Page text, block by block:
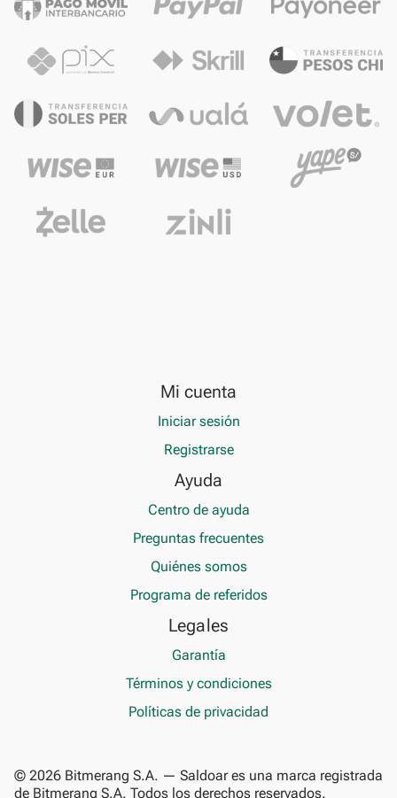
Mi cuenta
Iniciar sesión
Registrarse
Ayuda
Centro de ayuda
Preguntas frecuentes
Quiénes somos
Programa de referidos
Legales
Garantía
Términos y condiciones
Políticas de privacidad
© 2026 Bitmerang S.A. — Saldoar es una marca registrada
de Bitmerang S.A. Todos los derechos reservados.